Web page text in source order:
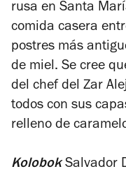
rusa en Santa
comida casera
postres más
de miel. Se cree
del chef del Zar
todos con sus
relleno de
KolobokSalvador